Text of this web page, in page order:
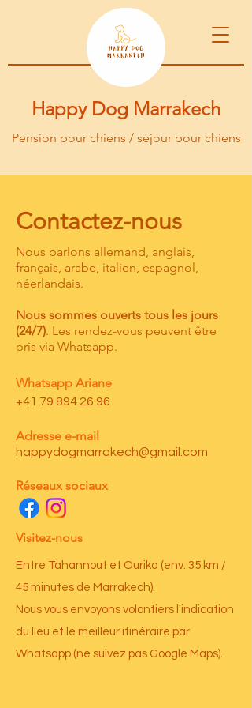
Happy Dog Marrakech
Pension pour chiens / séjour pour chiens
Contactez-nous
Nous parlons allemand, anglais,
français, arabe, italien, espagnol,
néerlandais.
Nous sommes ouverts tous les jours
(24/7). Les rendez-vous peuvent être
pris via Whatsapp.
Whatsapp Ariane
+41 79 894 26 96
Adresse e-mail
happydogmarrakech@gmail.com
Réseaux sociaux
Visitez-nous
Entre Tahannout et Ourika (env. 35 km /
45 minutes de Marrakech).
Nous vous envoyons volontiers l'indication
du lieu et le meilleur itinéraire par
Whatsapp (ne suivez pas Google Maps).